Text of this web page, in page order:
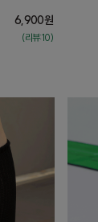
6,900원
(리뷰:10)